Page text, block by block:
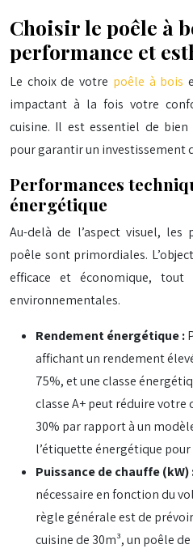
Choisir le poêle à
performance et
Le choix de votre poêle à bois
impactant à la fois votre
cuisine. Il est essentiel de
pour garantir un investissement
Performances
énergétique
Au-delà de l’aspect visuel, les
poêle sont primordiales.
efficace et économique,
environnementales.
Rendement énergétique :
affichant un rendement
75%, et une classe
classe A+ peut réduire
30% par rapport à un
l’étiquette énergétique
Puissance de chauffe (kW)
nécessaire en fonction du
règle générale est de
cuisine de 30m³, un poêle